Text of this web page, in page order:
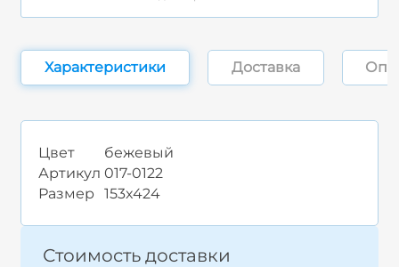
Характеристики Доставка
Цвет
бежевый
Артикул 017-0122
Размер
153x424
Стоимость доставки